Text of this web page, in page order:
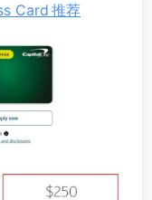
Card 推荐